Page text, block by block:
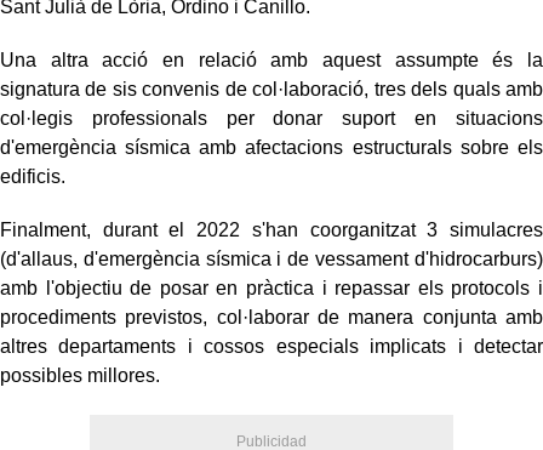
Sant Julià de Lòria, Ordino i Canillo.
Una altra acció en relació amb aquest assumpte és la
signatura de sis convenis de col·laboració, tres dels quals amb
col·legis professionals per donar suport en situacions
d'emergència sísmica amb afectacions estructurals sobre els
edificis.
Finalment, durant el 2022 s'han coorganitzat 3 simulacres
(d'allaus, d'emergència sísmica i de vessament d'hidrocarburs)
amb l'objectiu de posar en pràctica i repassar els protocols i
procediments previstos, col·laborar de manera conjunta amb
altres departaments i cossos especials implicats i detectar
possibles millores.